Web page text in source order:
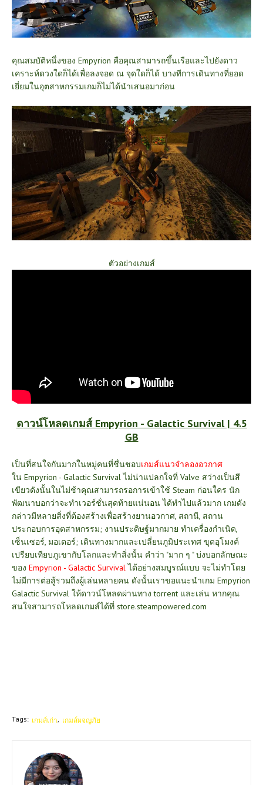
คุณสมบัติหนึ่งของ Empyrion คือคุณสามารถขึ้นเรือและไปยังดาว
เคราะห์ดวงใดก็ได้เพื่อลงจอด ณ จุดใดก็ได้ บางทีการเดินทางที่ยอด
เยี่ยมในอุตสาหกรรมเกมก็ไม่ได้นำเสนอมาก่อน
ตัวอย่างเกมส์
ดาวน์โหลดเกมส์ Empyrion - Galactic Survival | 4.5
GB
เป็นที่สนใจกันมากในหมู่คนที่ชื่นชอบเกมส์แนวจำลองอวกาศ
ใน Empyrion - Galactic Survivalไม่น่าแปลกใจที่ Valve สว่างเป็นสี
เขียวดังนั้นในไม่ช้าคุณสามารถรอการเข้าใช้ Steam ก่อนใคร นัก
พัฒนาบอกว่าจะทำเวอร์ชั่นสุดท้ายแน่นอน ได้ทำไปแล้วมาก เกมดัง
กล่าวมีหลายสิ่งที่ต้องสร้างเพื่อสร้างยานอวกาศ, สถานี, สถาน
ประกอบการอุตสาหกรรม; งานประดิษฐ์มากมาย ทำเครื่องกำเนิด,
เซ็นเซอร์, มอเตอร์; เดินทางมากและเปลี่ยนภูมิประเทศ ขุดอุโมงค์
เปรียบเทียบภูเขากับโลกและทำสิ่งนั้น คำว่า "มาก ๆ " บ่งบอกลักษณะ
ของ Empyrion - Galactic Survivalได้อย่างสมบูรณ์แบบ จะไม่ทำโดย
ไม่มีการต่อสู้รวมถึงผู้เล่นหลายคน ดังนั้นเราขอแนะนำเกม Empyrion
Galactic Survival ให้ดาวน์โหลดผ่านทาง torrent และเล่น หากคุณ
สนใจสามารถโหลดเกมส์ได้ที่ store.steampowered.com
Tags: เกมส์เก่า เกมส์ผจญภัย